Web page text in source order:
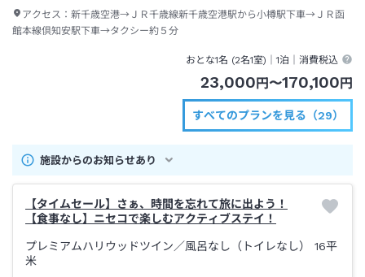
アクセス： 新千歳空港→ＪＲ千歳線新千歳空港駅から小樽駅下車→ＪＲ函
館本線倶知安駅下車→タクシー約５分
おとな1名 (2名1室)｜1泊 ｜消費税込
23,000 円 〜170,100 円
すべてのプランを見る（29）
施設からのお知らせあり
【タイムセール】さぁ、時間を忘れて旅に出よう！
【食事なし】ニセコで楽しむアクティブステイ！
プレミアムハリウッドツイン／風呂なし（トイレなし） 16平
米